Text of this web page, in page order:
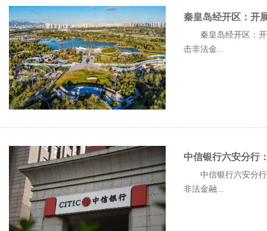
秦皇岛经开区：开
秦皇岛经开区：
击非法金...
中信银行六安分行
中信银行六安分
非法金融...